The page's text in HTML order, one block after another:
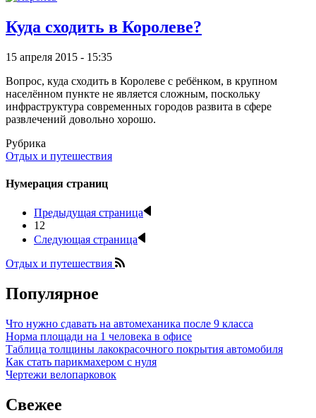
Куда сходить в Королеве?
15 апреля 2015 - 15:35
Вопрос, куда сходить в Королеве с ребёнком, в крупном
населённом пункте не является сложным, поскольку
инфраструктура современных городов развита в сфере
развлечений довольно хорошо.
Рубрика
Отдых и путешествия
Нумерация страниц
Предыдущая страница
12
Следующая страница
Отдых и путешествия
Популярное
Что нужно сдавать на автомеханика после 9 класса
Норма площади на 1 человека в офисе
Таблица толщины лакокрасочного покрытия автомобиля
Как стать парикмахером с нуля
Чертежи велопарковок
Свежее